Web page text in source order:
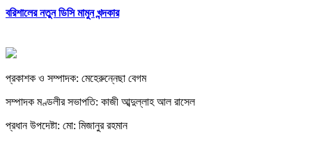
বরিশালের নতুন ডিসি মামুন খন্দকার
প্রকাশক ও সম্পাদক: মেহেরুন্নেছা বেগম
সম্পাদক মণ্ডলীর সভাপতি: কাজী আব্দুল্লাহ আল রাসেল
প্রধান উপদেষ্টা: মো: মিজানুর রহমান